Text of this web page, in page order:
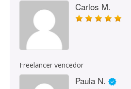
Carlos M.
Freelancer vencedor
Paula N.